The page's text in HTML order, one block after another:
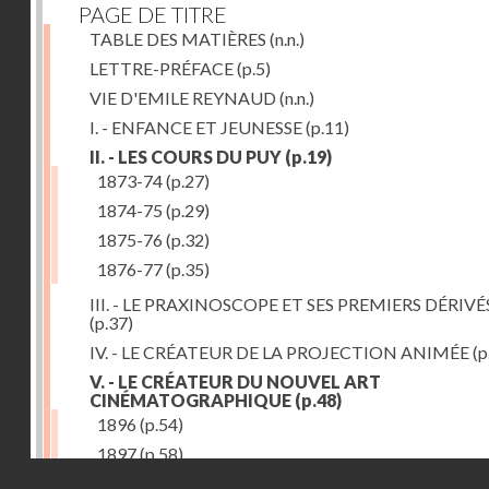
PAGE DE TITRE
TABLE DES MATIÈRES (n.n.)
LETTRE-PRÉFACE(p.5)
VIE D'EMILE REYNAUD (n.n.)
I. - ENFANCE ET JEUNESSE(p.11)
II. - LES COURS DU PUY (p.19)
1873-74(p.27)
1874-75 (p.29)
1875-76 (p.32)
1876-77(p.35)
III. - LE PRAXINOSCOPE ET SES PREMIERS
(p.37)
IV. - LE CRÉATEUR DE LA PROJECTION ANIMÉE
V. - LE CRÉATEUR DU NOUVEL ART
CINÉMATOGRAPHIQUE (p.48)
1896 (p.54)
1897(p.58)